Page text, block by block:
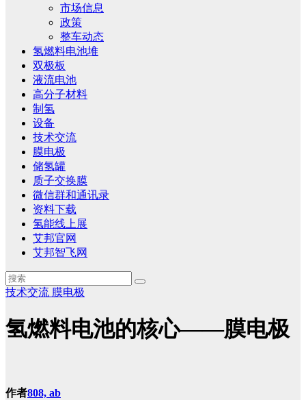
市场信息
政策
整车动态
氢燃料电池堆
双极板
液流电池
高分子材料
制氢
设备
技术交流
膜电极
储氢罐
质子交换膜
微信群和通讯录
资料下载
氢能线上展
艾邦官网
艾邦智飞网
技术交流 膜电极
氢燃料电池的核心——膜电极
作者808, ab